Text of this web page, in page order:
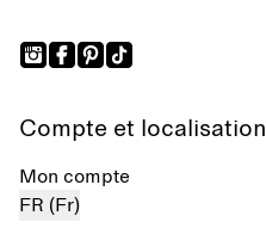
Compte et localisation
Mon compte
FR (Fr)